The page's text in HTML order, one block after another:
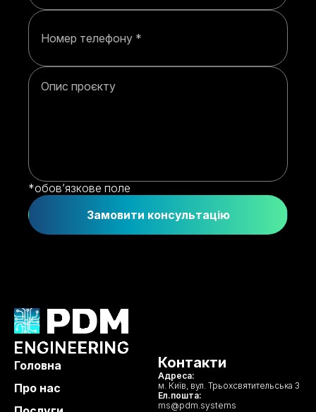
Номер телефону
Опис проєкту
*обов’язкове поле
Замовити консультацію
Головна
Про нас
Контакти
Адреса:
м. Київ, вул. Трьохсвятительська 3
Ел.пошта:
ms@pdm.systems